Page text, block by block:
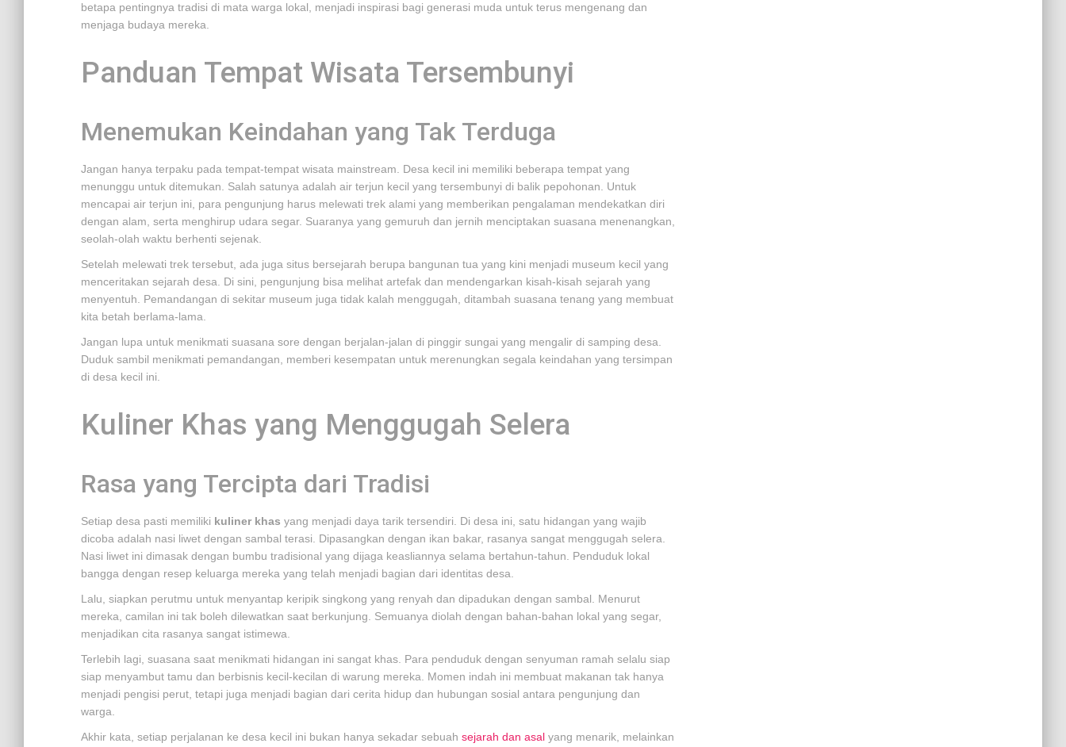
betapa pentingnya tradisi di mata warga lokal, menjadi inspirasi bagi generasi muda untuk terus mengenang dan
menjaga budaya mereka.
Panduan Tempat Wisata Tersembunyi
Menemukan Keindahan yang Tak Terduga
Jangan hanya terpaku pada tempat-tempat wisata mainstream. Desa kecil ini memiliki beberapa tempat yang
menunggu untuk ditemukan. Salah satunya adalah air terjun kecil yang tersembunyi di balik pepohonan. Untuk
mencapai air terjun ini, para pengunjung harus melewati trek alami yang memberikan pengalaman mendekatkan diri
dengan alam, serta menghirup udara segar. Suaranya yang gemuruh dan jernih menciptakan suasana menenangkan,
seolah-olah waktu berhenti sejenak.
Setelah melewati trek tersebut, ada juga situs bersejarah berupa bangunan tua yang kini menjadi museum kecil yang
menceritakan sejarah desa. Di sini, pengunjung bisa melihat artefak dan mendengarkan kisah-kisah sejarah yang
menyentuh. Pemandangan di sekitar museum juga tidak kalah menggugah, ditambah suasana tenang yang membuat
kita betah berlama-lama.
Jangan lupa untuk menikmati suasana sore dengan berjalan-jalan di pinggir sungai yang mengalir di samping desa.
Duduk sambil menikmati pemandangan, memberi kesempatan untuk merenungkan segala keindahan yang tersimpan
di desa kecil ini.
Kuliner Khas yang Menggugah Selera
Rasa yang Tercipta dari Tradisi
Setiap desa pasti memiliki kuliner khas yang menjadi daya tarik tersendiri. Di desa ini, satu hidangan yang wajib
dicoba adalah nasi liwet dengan sambal terasi. Dipasangkan dengan ikan bakar, rasanya sangat menggugah selera.
Nasi liwet ini dimasak dengan bumbu tradisional yang dijaga keasliannya selama bertahun-tahun. Penduduk lokal
bangga dengan resep keluarga mereka yang telah menjadi bagian dari identitas desa.
Lalu, siapkan perutmu untuk menyantap keripik singkong yang renyah dan dipadukan dengan sambal. Menurut
mereka, camilan ini tak boleh dilewatkan saat berkunjung. Semuanya diolah dengan bahan-bahan lokal yang segar,
menjadikan cita rasanya sangat istimewa.
Terlebih lagi, suasana saat menikmati hidangan ini sangat khas. Para penduduk dengan senyuman ramah selalu siap
siap menyambut tamu dan berbisnis kecil-kecilan di warung mereka. Momen indah ini membuat makanan tak hanya
menjadi pengisi perut, tetapi juga menjadi bagian dari cerita hidup dan hubungan sosial antara pengunjung dan
warga.
Akhir kata, setiap perjalanan ke desa kecil ini bukan hanya sekadar sebuah sejarah dan asal yang menarik, melainkan